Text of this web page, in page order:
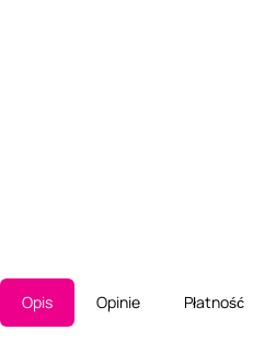
Opis Opinie Płatność